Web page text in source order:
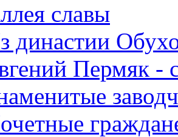
славы
династии
Пермяк -